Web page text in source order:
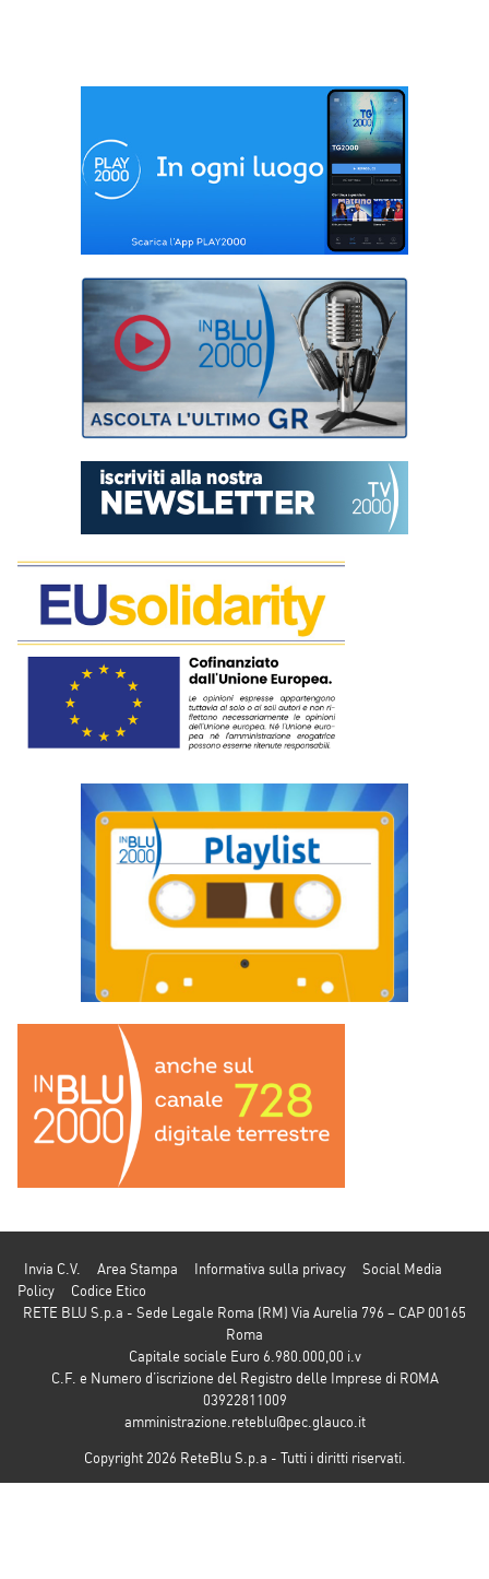
Invia C.V. Area Stampa Informativa sulla privacy
Social Media
Policy
Codice Etico
RETE BLU S.p.a - Sede Legale Roma (RM) Via Aurelia 796 – CAP 00165
Roma
Capitale sociale Euro 6.980.000,00 i.v
C.F. e Numero d’iscrizione del Registro delle Imprese di ROMA
03922811009
amministrazione.reteblu@pec.glauco.it
Copyright 2026 ReteBlu S.p.a - Tutti i diritti riservati.